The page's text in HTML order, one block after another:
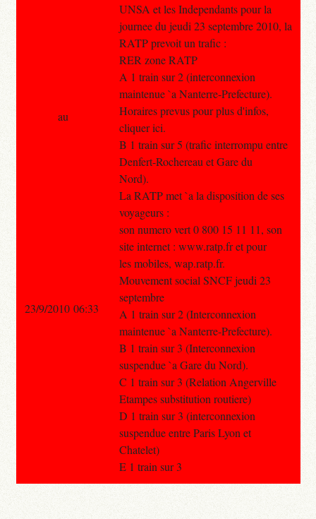
UNSA et les Independants pour la
journee du jeudi 23 septembre 2010, la
RATP prevoit un trafic :
RER zone RATP
A 1 train sur 2 (interconnexion
maintenue `a Nanterre-Prefecture).
Horaires prevus pour plus d'infos,
cliquer ici.
B 1 train sur 5 (trafic interrompu entre
Denfert-Rochereau et Gare du
Nord).
La RATP met `a la disposition de ses
voyageurs :
son numero vert 0 800 15 11 11, son
site internet : www.ratp.fr et pour
les mobiles, wap.ratp.fr.
Mouvement social SNCF jeudi 23
septembre
A 1 train sur 2 (Interconnexion
maintenue `a Nanterre-Prefecture).
B 1 train sur 3 (Interconnexion
suspendue `a Gare du Nord).
C 1 train sur 3 (Relation Angerville
Etampes substitution routiere)
D 1 train sur 3 (interconnexion
suspendue entre Paris Lyon et
Chatelet)
E 1 train sur 3
au
23/9/2010 06:33